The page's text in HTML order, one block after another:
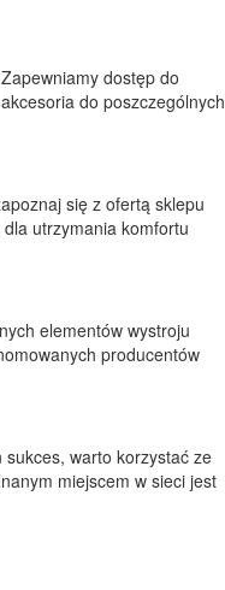
dostęp do
do poszczególnych
się z ofertą sklepu
utrzymania komfortu
elementów wystroju
producentów
sukces, warto korzystać ze
miejscem w sieci jest